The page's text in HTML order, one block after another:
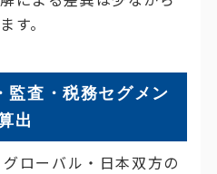
す。
監査・税務セグメン
出
ローバル・日本双方の